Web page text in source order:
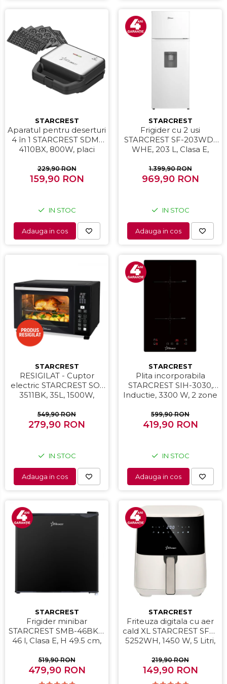
STARCREST
Aparatul pentru deserturi
4 în 1 STARCREST SDM-
4110BX, 800W, placi
ceramic pentru vafe,
nuci, gogosi si smile
229,90 RON
159,90 RON
IN STOC
Adauga in cos
STARCREST
Frigider cu 2 usi
STARCREST SF-203WD-
WHE, 203 L, Clasa E,
LED, Termostat Ajustabil,
Usi reversibile, H 145 cm,
1.399,90 RON
969,90 RON
IN STOC
Adauga in cos
STARCREST
RESIGILAT - Cuptor
electric STARCREST SO-
3511BK, 35L, 1500W,
Programe predefinite,
Interfata digitala, Negru
549,90 RON
279,90 RON
IN STOC
Adauga in cos
STARCREST
Plita incorporabila
STARCREST SIH-3030,
Inductie, 3300 W, 2 zone
putere, Touch control,
Timer, Sticla Neagra
599,90 RON
419,90 RON
IN STOC
Adauga in cos
STARCREST
Frigider minibar
STARCREST SMB-46BKE,
46 l, Clasa E, H 49.5 cm,
519,90 RON
479,90 RON
STARCREST
Friteuza digitala cu aer
cald XL STARCREST SFR-
5252WH, 1450 W, 5 Litri,
programe predefinite,
Alb
219,90 RON
149,90 RON